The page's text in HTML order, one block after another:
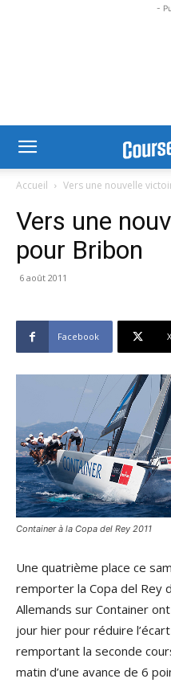
-
Accueil Vers une nouvelle
Vers une
pour Bribon
6 août 2011
Facebook X
Container à la Copa del Rey 2011
Une quatrième place ce
remporter la Copa del Rey
Allemands sur Container
jour hier pour réduire
remportant la seconde
matin d’une avance de 6